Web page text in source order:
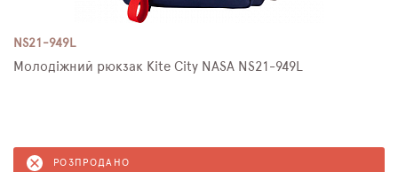
NS21-949L
Молодіжний рюкзак Kite City NASA NS21-949L
РОЗПРОДАНО